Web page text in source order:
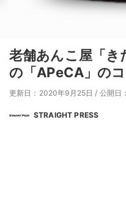
老舗あんこ屋「
の「APeCA」の
更新日：2020年9月25日 / 公開日
STRAIGHT PRESS